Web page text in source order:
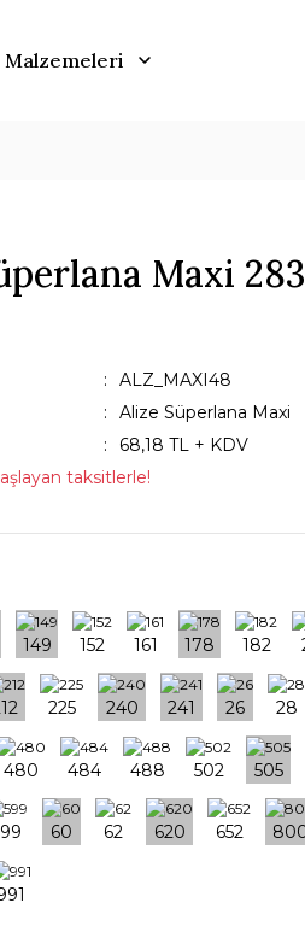
Malzemeleri
Maxi 283
ALZ_MAXI48
Alize Süperlana Maxi
68,18 TL + KDV
taksitlerle!